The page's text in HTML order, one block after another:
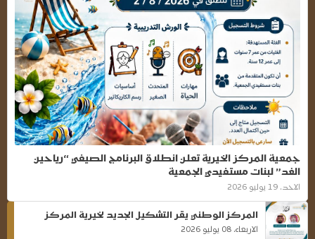
جمعية المركز الخيرية تعلن انطلاق البرنامج الصيفي “رياحين
الغد” لبنات مستفيدي الجمعية
الاحد، 19 يوليو 2026
المركز الوطني يقر التشكيل الجديد لخيرية المركز
الاربعاء، 08 يوليو 2026